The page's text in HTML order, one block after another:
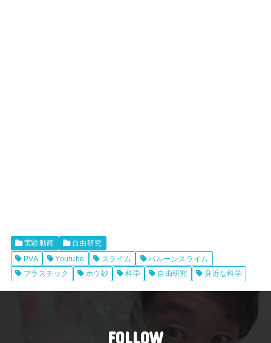
実験動画
自由研究
PVA
Youtube スライム
バルーンスライム
プラスチック
ホウ砂 科学 自由研究 身近な科学
FOLLOW